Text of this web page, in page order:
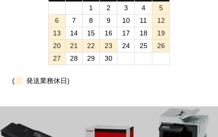
1
2 3 4
5
6
7 8 9 10 11
12
13
14 15 16 17 18
19
20
21 22 23 24 25
26
27
28 29 30
( 発送業務休日)